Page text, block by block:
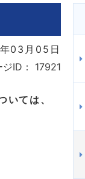
03月05日
ID：
17921
いては、